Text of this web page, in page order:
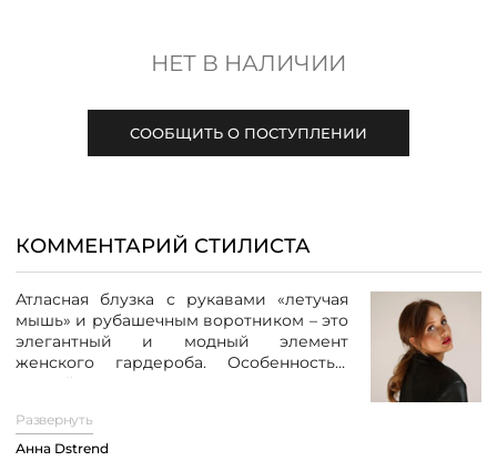
ТАБЛИЦА РАЗМЕРОВ
MANAGER@DSTREND.RU
НЕТ В НАЛИЧИИ
СООБЩИТЬ О ПОСТУПЛЕНИИ
КОММЕНТАРИЙ СТИЛИСТА
Атласная блузка с рукавами «летучая
мышь» и рубашечным воротником – это
элегантный и модный элемент
женского гардероба. Особенностью
данной модели является
служит не только функциональной
деталью, но и привлекательным
Развернуть
Анна Dstrend